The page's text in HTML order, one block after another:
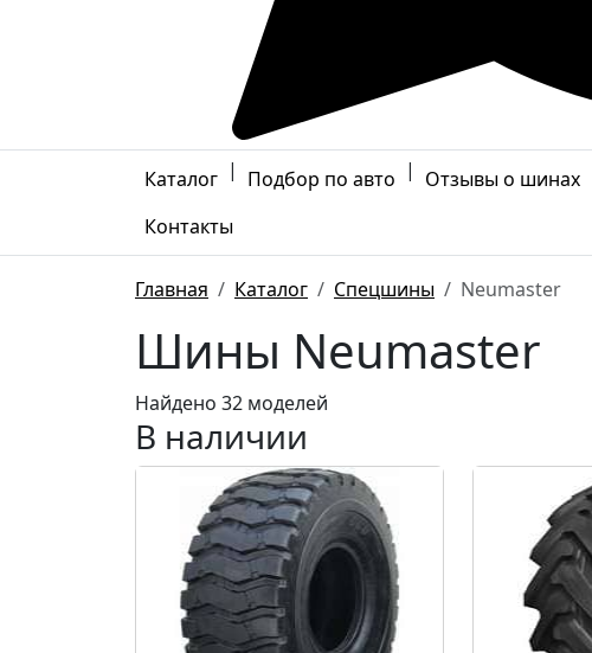
Каталог | Подбор по авто | Отзывы о шинах
Контакты
Главная Каталог Спецшины Neumaster
Шины Neumaster
Найдено 32 моделей
В наличии